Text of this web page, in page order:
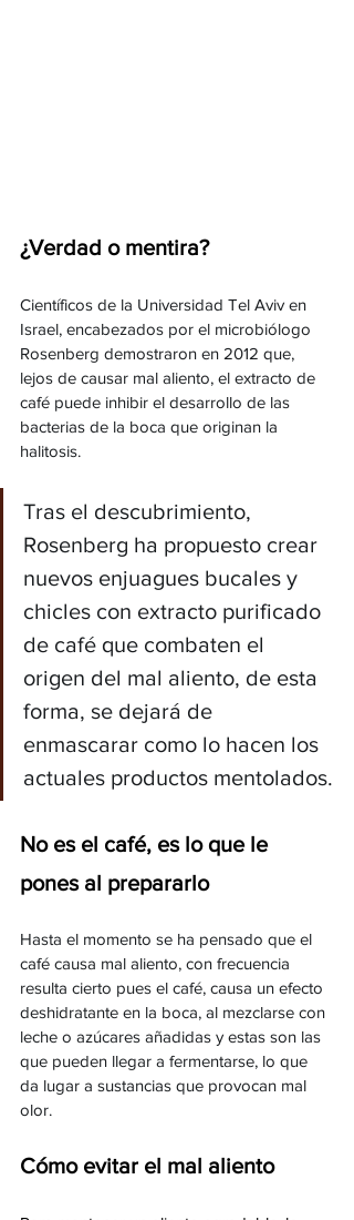
¿Verdad o mentira?
Científicos de la Universidad Tel Aviv en
Israel, encabezados por el microbiólogo
Rosenberg demostraron en 2012 que,
lejos de causar mal aliento, el extracto de
café puede inhibir el desarrollo de las
bacterias de la boca que originan la
halitosis.
Tras el descubrimiento,
Rosenberg ha propuesto crear
nuevos enjuagues bucales y
chicles con extracto purificado
de café que combaten el
origen del mal aliento, de esta
forma, se dejará de
enmascarar como lo hacen los
actuales productos mentolados.
No es el café, es lo que le
pones al prepararlo
Hasta el momento se ha pensado que el
café causa mal aliento, con frecuencia
resulta cierto pues el café, causa un efecto
deshidratante en la boca, al mezclarse con
leche o azúcares añadidas y estas son las
que pueden llegar a fermentarse, lo que
da lugar a sustancias que provocan mal
olor.
Cómo evitar el mal aliento